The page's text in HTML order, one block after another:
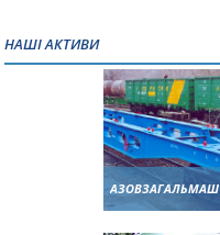
НАШІ АКТИВИ
АЗОВЗАГАЛЬМАШ